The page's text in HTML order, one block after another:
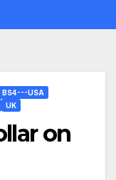
BS4---USA
UK
on